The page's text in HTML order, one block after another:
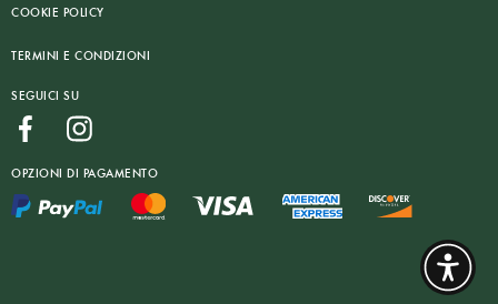
COOKIE POLICY
TERMINI E CONDIZIONI
SEGUICI SU
OPZIONI DI PAGAMENTO